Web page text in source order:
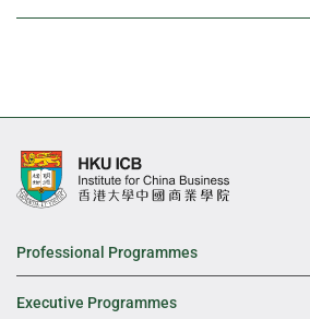
Professional Programmes
Executive Programmes